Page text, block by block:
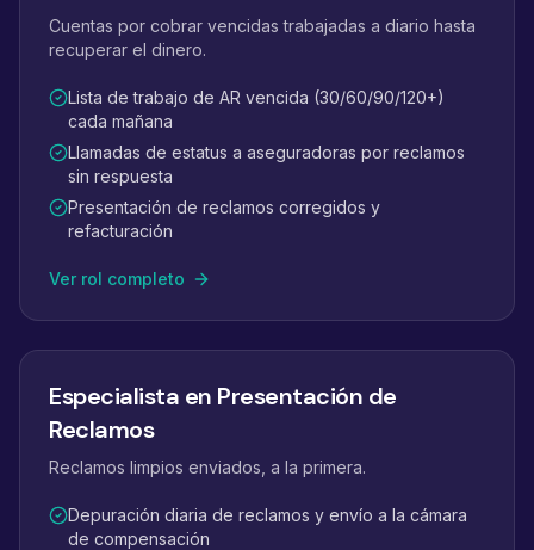
Cuentas por cobrar vencidas trabajadas a diario hasta
recuperar el dinero.
Lista de trabajo de AR vencida (30/60/90/120+)
cada mañana
Llamadas de estatus a aseguradoras por reclamos
sin respuesta
Presentación de reclamos corregidos y
refacturación
Ver rol completo
Especialista en Presentación de
Reclamos
Reclamos limpios enviados, a la primera.
Depuración diaria de reclamos y envío a la cámara
de compensación